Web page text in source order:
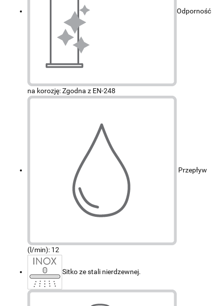
Odporność
na korozję: Zgodna z EN-248
Przepływ
(l/min): 12
Sitko ze stali nierdzewnej.